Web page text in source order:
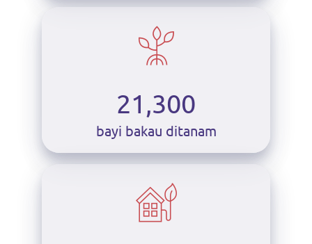
21,300
bayi bakau ditanam